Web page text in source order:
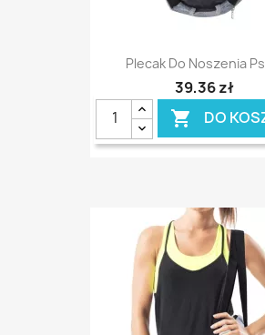
Plecak Do Noszenia
39,36 zł
 DO